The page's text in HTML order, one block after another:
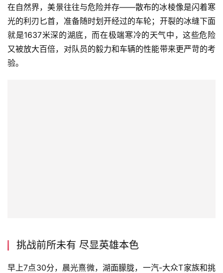
在自然界，美景往往与危险并存——散布的冰棱像是闪着寒
光的利刃匕首，准备随时划开经过的车轮；开裂的冰缝下面
就是1637米深的湖底，而在极端寒冷的天气中，这些危险
又被放大百倍，对队员的毅力和车辆的性能带来更严苛的考
验。
挑战前所未有 尽显英雄本色
早上7点30分，晨光熹微，湖面朦胧，一汽-大众T家族和挑